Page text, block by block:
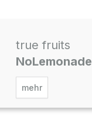
true fruits
NoLemonade
mehr